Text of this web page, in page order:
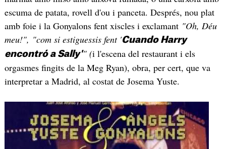
escuma de patata, rovell d'ou i panceta. Després, nou plat
amb foie i la Gonyalons fent xiscles i exclamant "Oh, Déu
meu!", "com si estiguessis fent 'Cuando Harry
encontró a Sally'" (i l'escena del restaurant i els
orgasmes fingits de la Meg Ryan), obra, per cert, que va
interpretar a Madrid, al costat de Josema Yuste.